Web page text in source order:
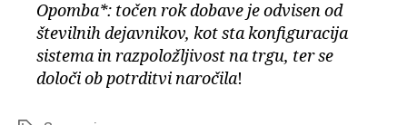
Opomba*: točen rok dobave je odvisen od
številnih dejavnikov, kot sta konfiguracija
sistema in razpoložljivost na trgu, ter se
določi ob potrditvi naročila!